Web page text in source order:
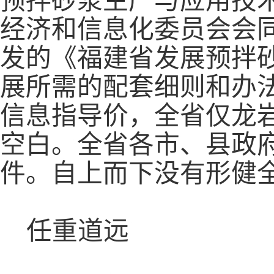
经济和信息化委员会会
发的《福建省发展预拌
展所需的配套细则和办
信息指导价，全省仅龙
空白。全省各市、县政
件。自上而下没有形健
任重道远